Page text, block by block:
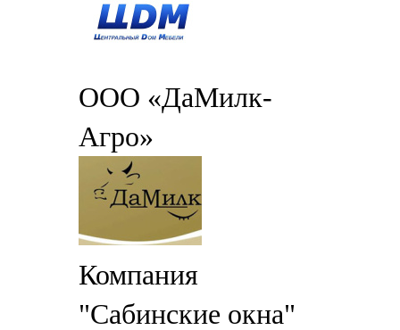
ООО «ДаМилк-
Агро»
Компания
"Сабинские окна"